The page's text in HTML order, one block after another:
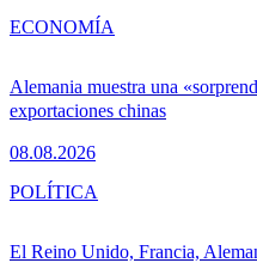
Alemania muestra una
exportaciones chinas
08.08.2026
ECONOMÍA
El Reino Unido, Francia,
POLÍTICA